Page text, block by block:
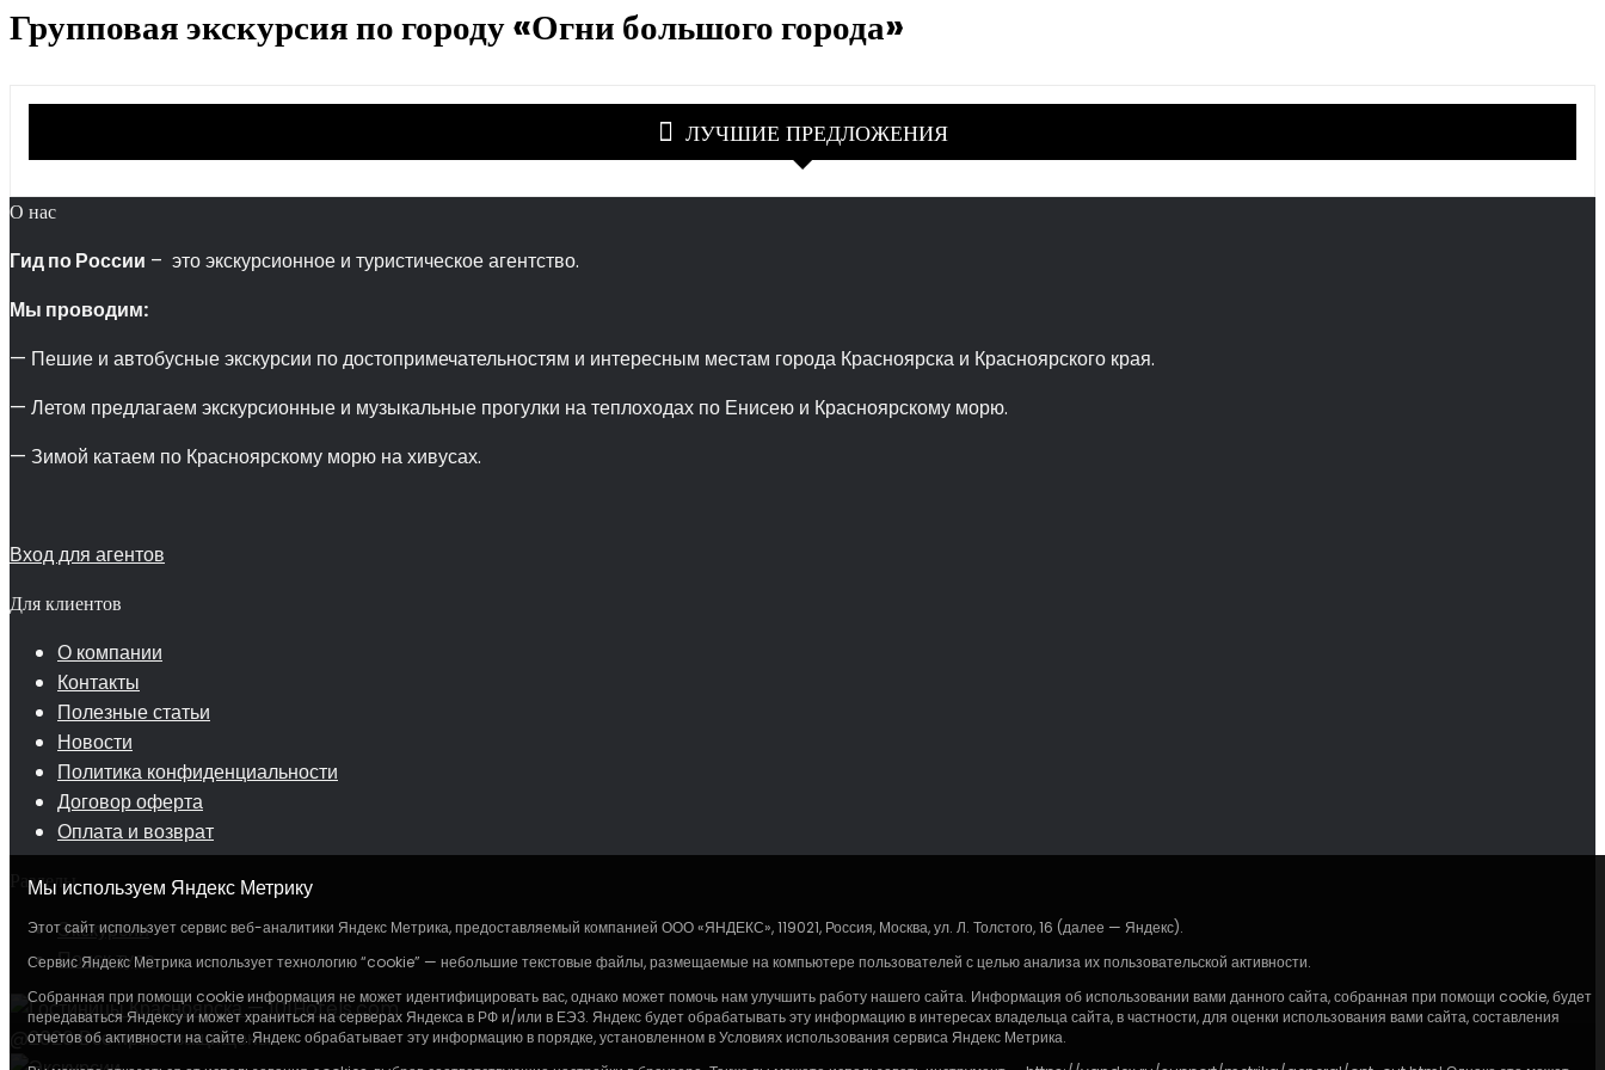
Мы используем Яндекс Метрику
Этот сайт использует сервис веб-аналитики Яндекс Метрика, предоставляемый компанией ООО «ЯНДЕКС», 119021, Россия, Москва, ул. Л. Толстого, 16 (далее — Яндекс).
Сервис Яндекс Метрика использует технологию “cookie” — небольшие текстовые файлы, размещаемые на компьютере пользователей с целью анализа их пользовательской активности.
Собранная при помощи cookie информация не может идентифицировать вас, однако может помочь нам улучшить работу нашего сайта. Информация об использовании вами данного сайта, собранная при помощи cookie, будет
передаваться Яндексу и может храниться на серверах Яндекса в РФ и/или в ЕЭЗ. Яндекс будет обрабатывать эту информацию в интересах владельца сайта, в частности, для оценки использования вами сайта, составления
отчетов об активности на сайте. Яндекс обрабатывает эту информацию в порядке, установленном в Условиях использования сервиса Яндекс Метрика.
Групповая экскурсия по городу «Огни большого города»
ЛУЧШИЕ ПРЕДЛОЖЕНИЯ
О нас
Гид по России – это экскурсионное и туристическое агентство.
Мы проводим:
— Пешие и автобусные экскурсии по достопримечательностям и интересным местам города Красноярска и Красноярского края.
— Летом предлагаем экскурсионные и музыкальные прогулки на теплоходах по Енисею и Красноярскому морю.
— Зимой катаем по Красноярскому морю на хивусах.
Вход для агентов
Для клиентов
О компании
Контакты
Полезные статьи
Новости
Политика конфиденциальности
Договор оферта
Оплата и возврат
Разделы
Экскурсии
Поиск тура
@2026 Все права защищены.